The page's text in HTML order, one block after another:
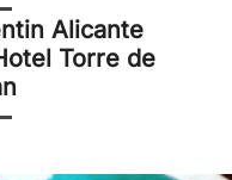
Alicante
Torre de